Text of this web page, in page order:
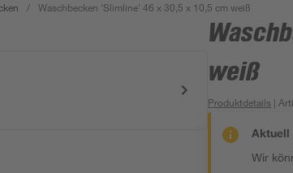
/ Waschbecken 'Slimline' 46 x 30,5 x 10,5 cm weiß
weiß
Produktdetails |
Aktuell
Wir